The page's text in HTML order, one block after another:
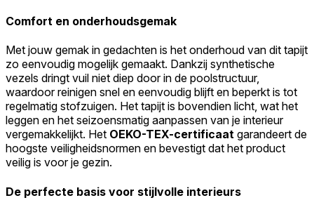
Comfort en onderhoudsgemak
Met jouw gemak in gedachten is het onderhoud van dit tapijt
zo eenvoudig mogelijk gemaakt. Dankzij synthetische
vezels dringt vuil niet diep door in de poolstructuur,
waardoor reinigen snel en eenvoudig blijft en beperkt is tot
regelmatig stofzuigen. Het tapijt is bovendien licht, wat het
leggen en het seizoensmatig aanpassen van je interieur
vergemakkelijkt. Het OEKO-TEX-certificaat garandeert de
hoogste veiligheidsnormen en bevestigt dat het product
veilig is voor je gezin.
De perfecte basis voor stijlvolle interieurs